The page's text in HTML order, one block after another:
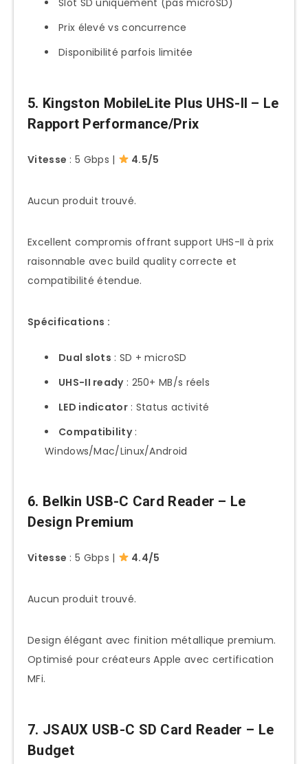
Slot SD uniquement (pas microSD)
Prix élevé vs concurrence
Disponibilité parfois limitée
5. Kingston MobileLite Plus UHS-II – Le
Rapport Performance/Prix
Vitesse : 5 Gbps | 4.5/5
Aucun produit trouvé.
Excellent compromis offrant support UHS-II à prix
raisonnable avec build quality correcte et
compatibilité étendue.
Spécifications :
Dual slots : SD + microSD
UHS-II ready: 250+ MB/s réels
LED indicator: Status activité
Compatibility:
Windows/Mac/Linux/Android
6. Belkin USB-C Card Reader – Le
Design Premium
Vitesse : 5 Gbps | 4.4/5
Aucun produit trouvé.
Design élégant avec finition métallique premium.
Optimisé pour créateurs Apple avec certification
MFi.
7. JSAUX USB-C SD Card Reader – Le
Budget